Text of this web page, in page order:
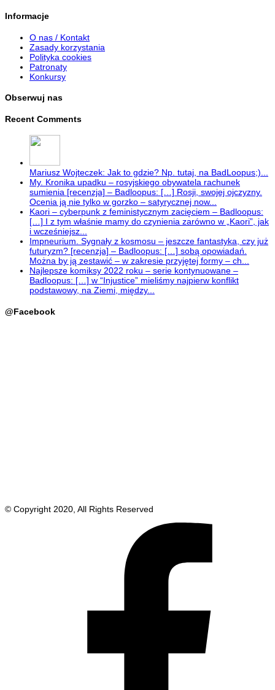
Informacje
O nas / Kontakt
Zasady korzystania
Polityka cookies
Patronaty
Konkursy
Obserwuj nas
Recent Comments
Mariusz Wojteczek: Jak to gdzie? Np. tutaj, na BadLoopus;)...
My. Kronika upadku – rosyjskiego obywatela rachunek
sumienia [recenzja] – Badloopus: […] Rosji, swojej ojczyzny.
Ocenia ją nie tylko w gorzko – satyrycznej now...
Kaori – cyberpunk z feministycznym zacięciem – Badloopus:
[…] I z tym właśnie mamy do czynienia zarówno w „Kaori”, jak
i wcześniejsz...
Impneurium. Sygnały z kosmosu – jeszcze fantastyka, czy już
futuryzm? [recenzja] – Badloopus: […] sobą opowiadań.
Można by ją zestawić – w zakresie przyjętej formy – ch...
Najlepsze komiksy 2022 roku – serie kontynuowane –
Badloopus: […] w “Injustice” mieliśmy najpierw konflikt
podstawowy, na Ziemi, między...
@Facebook
© Copyright 2020, All Rights Reserved